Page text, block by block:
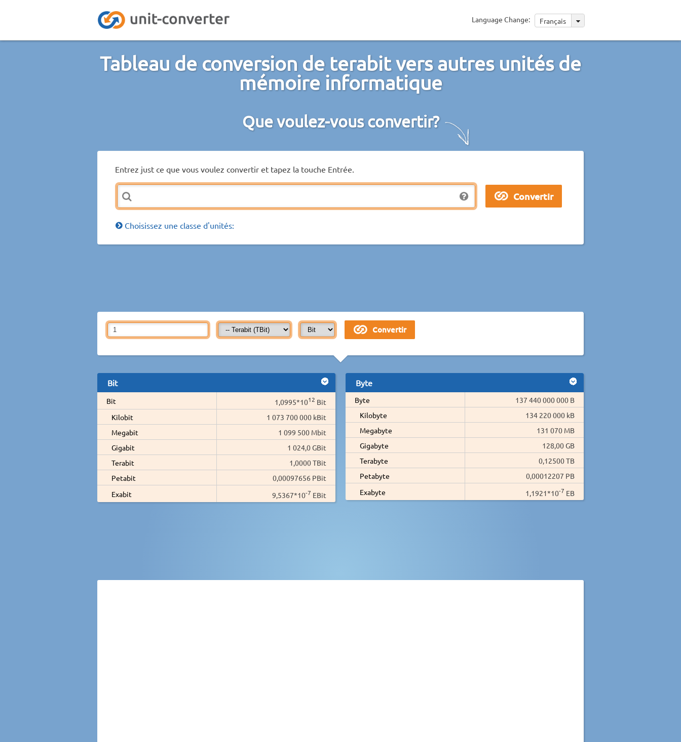
Language Change: Français
Tableau de conversion de terabit vers autres unités de
mémoire informatique
Que voulez-vous convertir?
Entrez just ce que vous voulez convertir et tapez la touche Entrée.
Choisissez une classe d'unités:
Bit
Bit 1,0995*1012 Bit
Kilobit
1 073 700 000 kBit
Megabit
1 099 500 Mbit
Gigabit
1 024,0 GBit
Terabit
1,0000 TBit
Petabit
0,00097656 PBit
Exabit
9,5367*10-7 EBit
Byte
Byte
137 440 000 000 B
Kilobyte
134 220 000 kB
Megabyte
131 070 MB
Gigabyte
128,00 GB
Terabyte
0,12500 TB
Petabyte
0,00012207 PB
Exabyte
1,1921*10-7 EB